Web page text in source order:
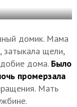
домик. Мама
затыкала щели,
дома. Было
промерзала
Мать